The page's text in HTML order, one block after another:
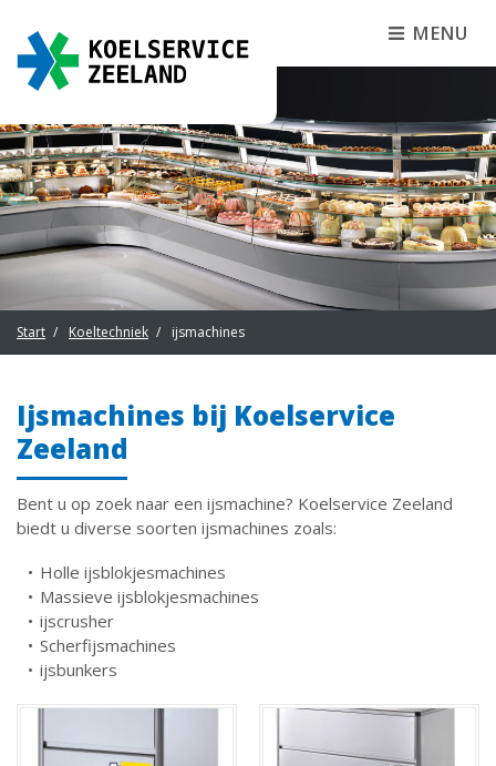
MENU
Start Koeltechniek ijsmachines
Ijsmachines bij Koelservice
Zeeland
Bent u op zoek naar een ijsmachine? Koelservice Zeeland
biedt u diverse soorten ijsmachines zoals:
Holle ijsblokjesmachines
Massieve ijsblokjesmachines
ijscrusher
Scherfijsmachines
ijsbunkers